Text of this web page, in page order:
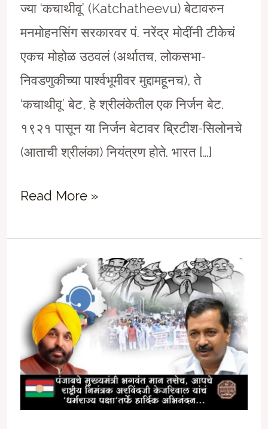
ज्या ‘कचाथीवू’ (Katchatheevu) बेटावरुन
मनमोहनसिंग सरकारवर पं. नरेंद्र मोदींनी टीकेचं
एकच मोहोळ उठवलं (अर्थातच, लोकसभा-
निवडणुकीच्या पार्श्‍वभूमीवर मुद्दामहूनच), ते
‘कचाथीवू’ बेट, हे श्रीलंकेतील एक निर्जन बेट.
१९२१ पासून या निर्जन बेटावर ब्रिटीश-सिलोनचे
(आताची श्रीलंका) नियंत्रण होते. भारत […]
जनाची
मनाची
हो….
Read More »